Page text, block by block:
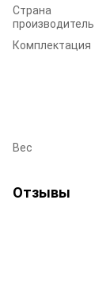
Страна
производитель
Комплектация
Вес
Отзывы